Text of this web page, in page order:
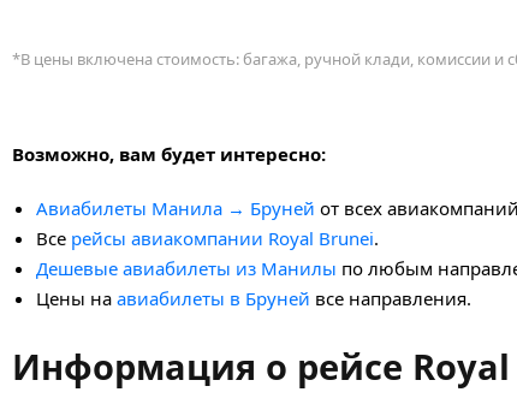
*В цены включена стоимость: багажа, ручной клади, комиссии и
Возможно, вам будет интересно:
Авиабилеты Манила → Бруней от всех
Все рейсы авиакомпании Royal Brunei.
Дешевые авиабилеты из Манилы по любым
Цены на авиабилеты в Бруней все направления.
Информация о рейсе